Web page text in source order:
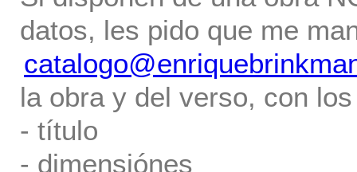
datos, les pido que me
la obra y del verso, con
- título
- dimensiónes